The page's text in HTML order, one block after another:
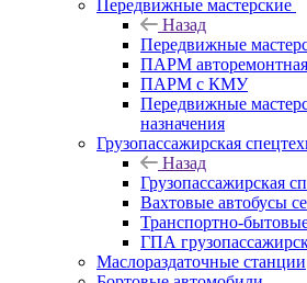
Передвижные мастерские
Назад
Передвижные
ПАРМ авторемонтная
ПАРМ с КМУ
Передвижные
назначения
Грузопассажирская
Назад
Грузопассажирская
Вахтовые автобусы
Транспортно-
ГПА
Маслораздаточные станции